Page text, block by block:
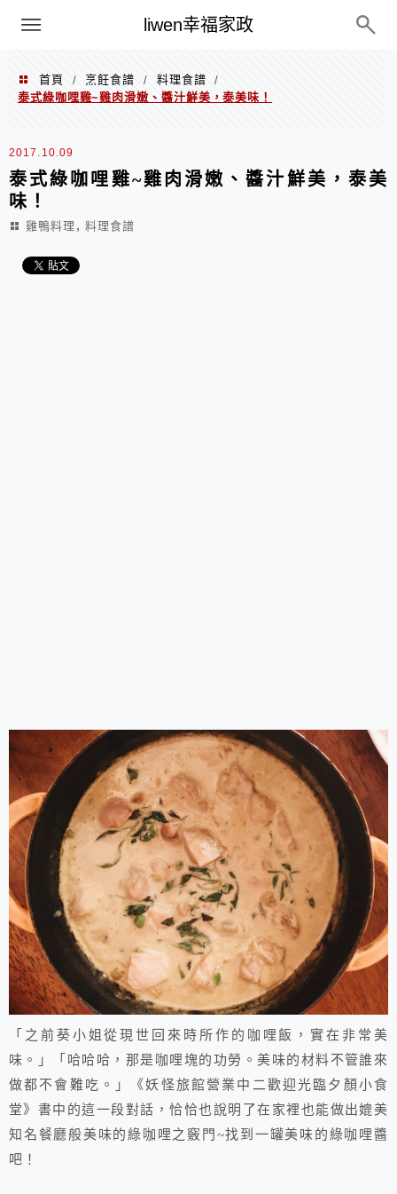
liwen幸福家政
menu
首頁 / 烹飪食譜 / 料理食譜
/
泰式綠咖哩雞~雞肉滑嫩、醬汁鮮美，泰美味！
2017.10.09
泰式綠咖哩雞~雞肉滑嫩、醬汁鮮美，泰美
味！
雞鴨料理 , 料理食譜
「之前葵小姐從現世回來時所作的咖哩飯，實在非常美
味。」「哈哈哈，那是咖哩塊的功勞。美味的材料不管誰來
做都不會難吃。」《妖怪旅館營業中二歡迎光臨夕顏小食
堂》書中的這一段對話，恰恰也說明了在家裡也能做出媲美
知名餐廳般美味的綠咖哩之竅門~找到一罐美味的綠咖哩醬
吧！